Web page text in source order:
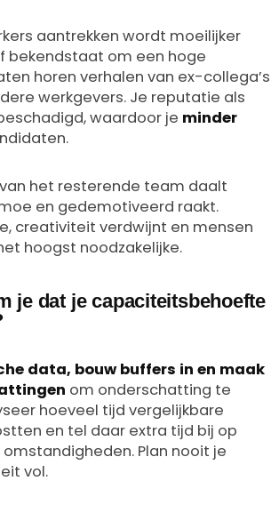
aantrekken wordt moeilijker
bekendstaat om een hoge
horen verhalen van ex-collega’s
werkgevers. Je reputatie als
waardoor je minder
het resterende team daalt
en gedemotiveerd raakt.
creativiteit verdwijnt en mensen
hoogst noodzakelijke.
je dat je capaciteitsbehoefte
data, bouw buffers in en maak
om onderschatting te
hoeveel tijd vergelijkbare
en tel daar extra tijd bij op
Plan nooit je
vol.